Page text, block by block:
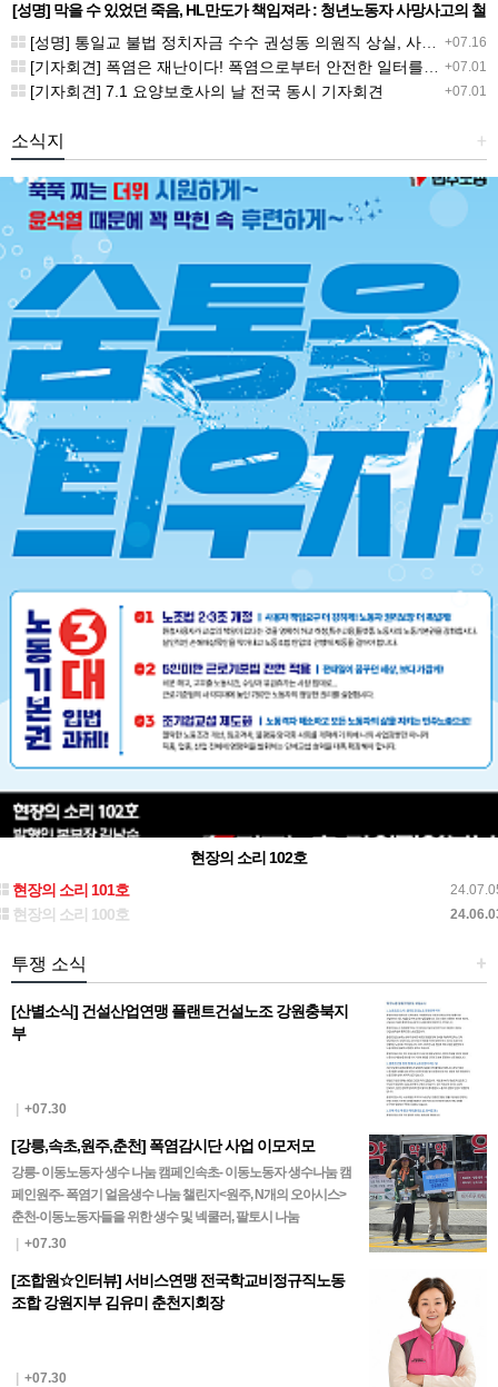
[성명] 막을 수 있었던 죽음, HL만도가 책임져라 : 청년노동자 사망사고의 철
저한 진상규명과 재발방지 대책 마련하라
+07.16
[성명] 통일교 불법 정치자금 수수 권성동 의원직 상실, 사필귀정이다
+07.01
[기자회견] 폭염은 재난이다! 폭염으로부터 안전한 일터를 위한 민주노총 강원지역본부 폭염감시단 선포 기자회견
+07.01
[기자회견] 7.1 요양보호사의 날 전국 동시 기자회견
+
소식지
현장의 소리 102호
현장의 소리 101호
현장의 소리 100호
+
투쟁 소식
[산별소식] 건설산업연맹 플랜트건설노조 강원충북지
부
| +07.30
[강릉,속초,원주,춘천] 폭염감시단 사업 이모저모
강릉- 이동노동자 생수 나눔 캠페인속초- 이동노동자 생수나눔 캠
페인원주- 폭염기 얼음생수 나눔 챌린지<원주, N개의 오아시스>
춘천-이동노동자들을 위한 생수 및 넥쿨러, 팔토시 나눔
| +07.30
[조합원☆인터뷰] 서비스연맹 전국학교비정규직노동
조합 강원지부 김유미 춘천지회장
| +07.30